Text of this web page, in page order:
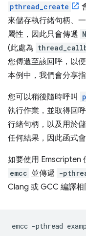
pthread_create
來儲存執行緒句柄、
屬性，因此只會傳遞
(此處為
您傳遞至該回呼，以
本例中，我們會分享
您可以稍後隨時呼叫
執行作業，並取得回
行緒句柄，以及用於
任何結果，因此函式
如要使用 Emscripten
emcc 並傳遞 -
Clang 或 GCC 編譯相
emcc -pthread